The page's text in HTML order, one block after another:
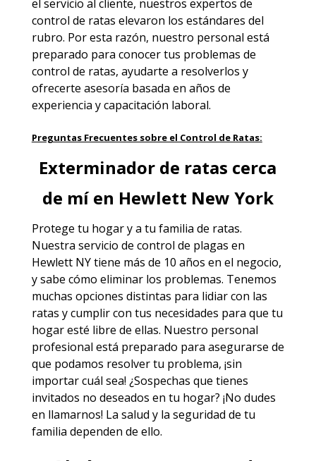
el servicio al cliente, nuestros expertos de
control de ratas elevaron los estándares del
rubro. Por esta razón, nuestro personal está
preparado para conocer tus problemas de
control de ratas, ayudarte a resolverlos y
ofrecerte asesoría basada en años de
experiencia y capacitación laboral.
Preguntas Frecuentes sobre el Control de Ratas:
Exterminador de ratas cerca
de mí en Hewlett New York
Protege tu hogar y a tu familia de ratas.
Nuestra servicio de control de plagas en
Hewlett NYtiene más de 10 años en el negocio,
y sabe cómo eliminar los problemas. Tenemos
muchas opciones distintas para lidiar con las
ratas y cumplir con tus necesidades para que tu
hogar esté libre de ellas. Nuestro personal
profesional está preparado para asegurarse de
que podamos resolver tu problema, ¡sin
importar cuál sea! ¿Sospechas que tienes
invitados no deseados en tu hogar? ¡No dudes
en llamarnos! La salud y la seguridad de tu
familia dependen de ello.